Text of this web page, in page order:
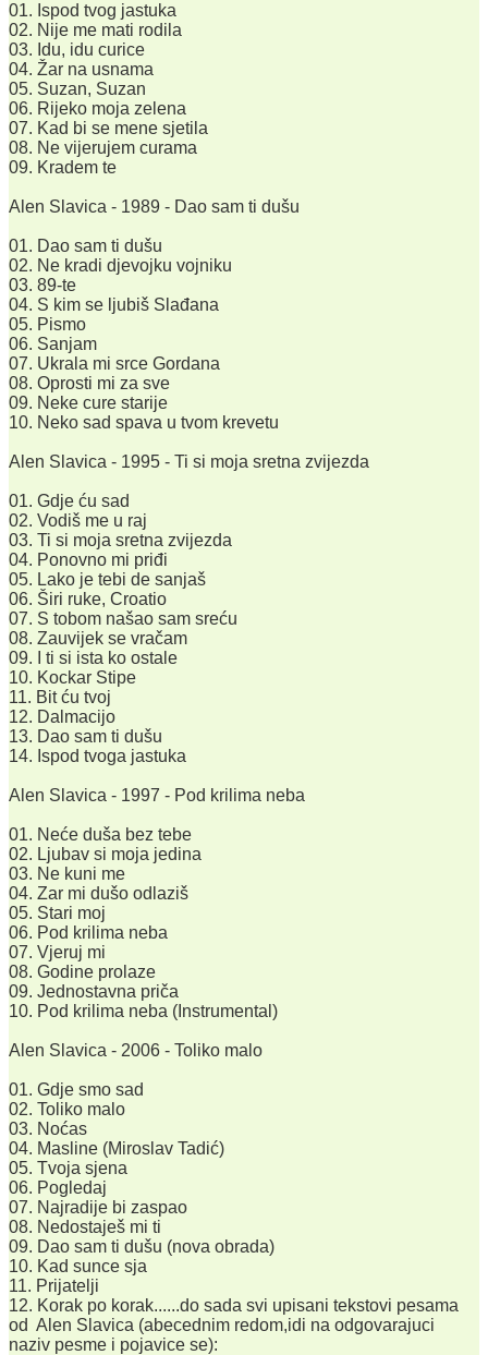
01. Ispod tvog jastuka
02. Nije me mati rodila
03. Idu, idu curice
04. Žar na usnama
05. Suzan, Suzan
06. Rijeko moja zelena
07. Kad bi se mene sjetila
08. Ne vijerujem curama
09. Kradem te
Alen Slavica - 1989 - Dao sam ti dušu
01. Dao sam ti dušu
02. Ne kradi djevojku vojniku
03. 89-te
04. S kim se ljubiš Slađana
05. Pismo
06. Sanjam
07. Ukrala mi srce Gordana
08. Oprosti mi za sve
09. Neke cure starije
10. Neko sad spava u tvom krevetu
Alen Slavica - 1995 - Ti si moja sretna zvijezda
01. Gdje ću sad
02. Vodiš me u raj
03. Ti si moja sretna zvijezda
04. Ponovno mi priđi
05. Lako je tebi de sanjaš
06. Širi ruke, Croatio
07. S tobom našao sam sreću
08. Zauvijek se vračam
09. I ti si ista ko ostale
10. Kockar Stipe
11. Bit ću tvoj
12. Dalmacijo
13. Dao sam ti dušu
14. Ispod tvoga jastuka
Alen Slavica - 1997 - Pod krilima neba
01. Neće duša bez tebe
02. Ljubav si moja jedina
03. Ne kuni me
04. Zar mi dušo odlaziš
05. Stari moj
06. Pod krilima neba
07. Vjeruj mi
08. Godine prolaze
09. Jednostavna priča
10. Pod krilima neba (Instrumental)
Alen Slavica - 2006 - Toliko malo
01. Gdje smo sad
02. Toliko malo
03. Noćas
04. Masline (Miroslav Tadić)
05. Tvoja sjena
06. Pogledaj
07. Najradije bi zaspao
08. Nedostaješ mi ti
09. Dao sam ti dušu (nova obrada)
10. Kad sunce sja
11. Prijatelji
12. Korak po korak......do sada svi upisani tekstovi pesama
od Alen Slavica (abecednim redom,idi na odgovarajuci
naziv pesme i pojavice se):